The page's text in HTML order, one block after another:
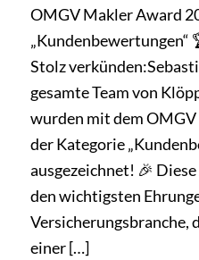
OMGV Makler Award
Stolz
gesamte Team von
wurden mit dem
der Kategorie
ausgezeichnet! 🎉
den wichtigsten
Versicherungsbranche,
einer […]